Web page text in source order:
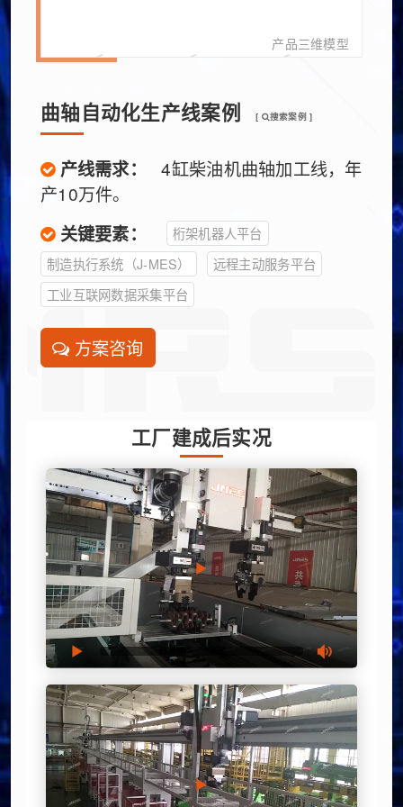
产品三维模型
曲轴自动化生产线案例 [ 搜索案例 ]
产线需求：
4缸柴油机曲轴加工线，年
产10万件。
关键要素：
桁架机器人平台
制造执行系统（J-MES）
远程主动服务平台
工业互联网数据采集平台
方案咨询
工厂建成后实况